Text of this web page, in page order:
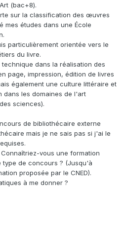
(bac+8).
sur la classification des œuvres
mes études dans une École
particulièrement orientée vers le
du livre.
dans la réalisation des
page, impression, édition de livres
également une culture littéraire et
dans les domaines de l'art
sciences).
de bibliothécaire externe
mais je ne sais pas si j'ai le
vous une formation
de concours ? (Jusqu'à
proposée par le CNED).
à me donner ?